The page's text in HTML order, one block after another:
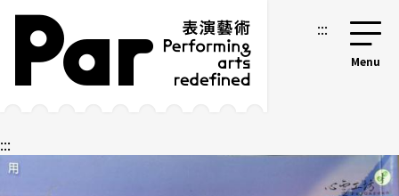
跳到主要內容區塊
網站導覽 :::
:::